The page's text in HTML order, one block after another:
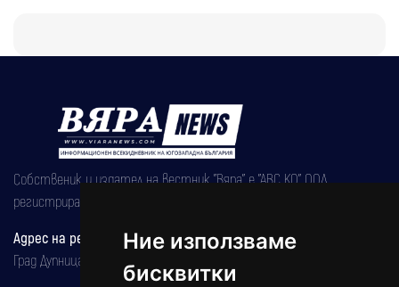
Ние използваме
бисквитки
Собственик и издател на вестник "Вяра" е "АВС КО" ООД,
регистрирана на 08.05.2002 година.
Адрес на редакцията
Град Дупница, ул.''Христо Ботев" 43